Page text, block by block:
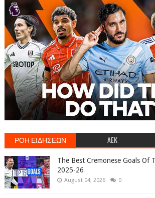
ΡΟΗ ΕΙΔΗΣΕΩΝ AEK
The Best Cremonese Goals Of
2025-26
August 04, 2026 0